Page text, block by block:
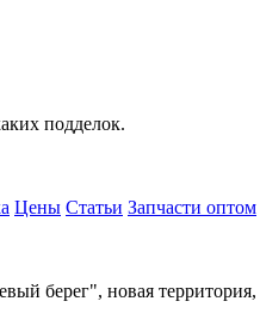
подделок.
Цены Статьи Запчасти оптом
берег", новая территория,